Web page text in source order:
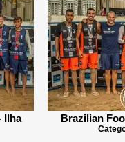
Ilha Brazilian